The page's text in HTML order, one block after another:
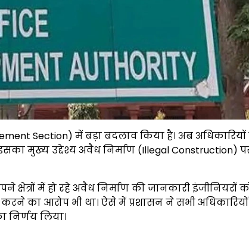
Section) में बड़ा बदलाव किया है। अब
मुख्य उद्देश्य अवैध निर्माण (Illegal Construction)
में हो रहे अवैध निर्माण की जानकारी इंजीनियरों
का आरोप भी था। ऐसे में प्रशासन ने सभी
निर्णय लिया।